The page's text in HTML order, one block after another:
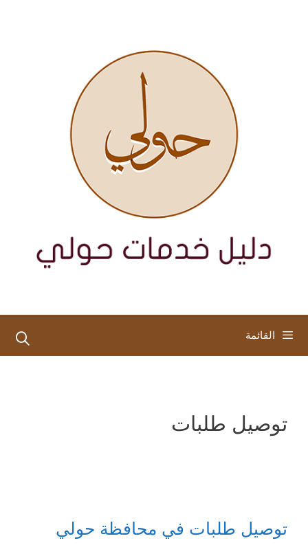
القائمة
توصيل طلبات
توصيل طلبات في محافظة حولي